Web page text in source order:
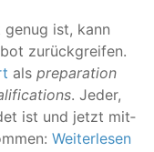
ist, kann
zurück­grei­fen.
als pre­pa­ra­ti­on
. Jeder,
ist und jetzt mit­
Weiterlesen